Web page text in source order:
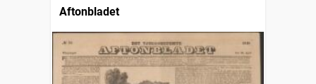
Aftonbladet